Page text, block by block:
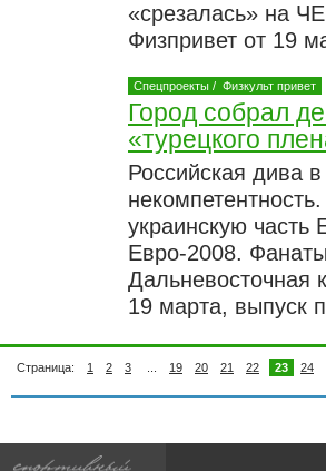
«срезалась» на
Физпривет от 19
Спецпроекты / Физкульт привет
Город собрал
«турецкого
Российская дива
украинскую часть
Евро-2008.
Дальневосточная
19 марта, выпуск
Страница: 1 2 3 19 20 21 22 23 24